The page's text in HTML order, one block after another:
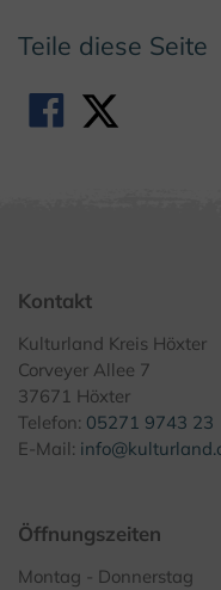
Teile diese Seite
Kontakt
Kulturland Kreis Höxter
Corveyer Allee 7
37671 Höxter
Telefon: 05271 9743 23
E-Mail:
Öffnungszeiten
Montag - Donnerstag